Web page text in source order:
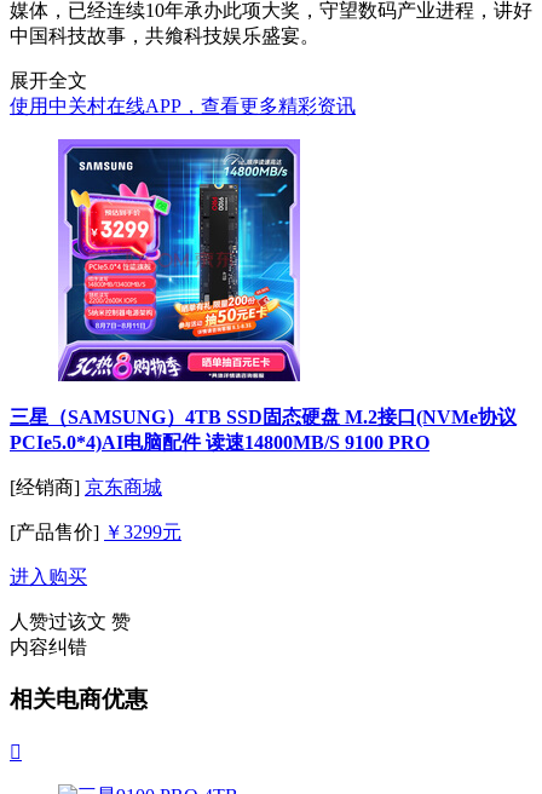
媒体，已经连续10年承办此项大奖，守望数码产业进程，讲好
中国科技故事，共飨科技娱乐盛宴。
展开全文
使用中关村在线APP，查看更多精彩资讯
三星（SAMSUNG）4TB SSD固态硬盘 M.2接口(NVMe协议
PCIe5.0*4)AI电脑配件 读速14800MB/S 9100 PRO
[经销商] 京东商城
[产品售价] ￥3299元
进入购买
人赞过该文 赞
内容纠错
相关电商优惠
